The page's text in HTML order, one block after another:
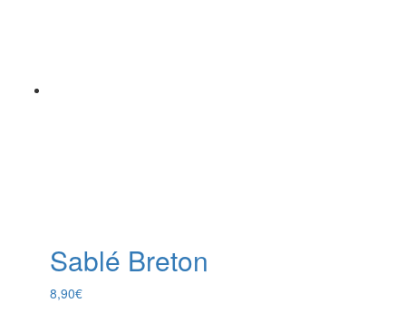
Sablé Breton
8,90€